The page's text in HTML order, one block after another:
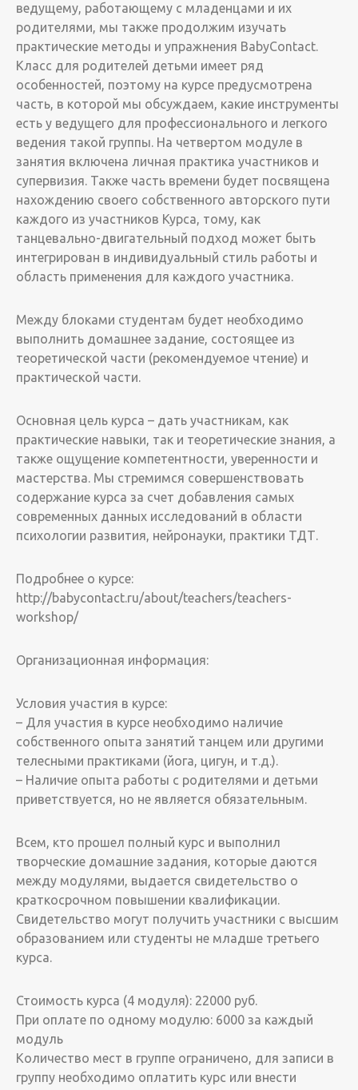
ведущему, работающему с младенцами и их
родителями, мы также продолжим изучать
практические методы и упражнения BabyContact.
Класс для родителей детьми имеет ряд
особенностей, поэтому на курсе предусмотрена
часть, в которой мы обсуждаем, какие инструменты
есть у ведущего для профессионального и легкого
ведения такой группы. На четвертом модуле в
занятия включена личная практика участников и
супервизия. Также часть времени будет посвящена
нахождению своего собственного авторского пути
каждого из участников Курса, тому, как
танцевально-двигательный подход может быть
интегрирован в индивидуальный стиль работы и
область применения для каждого участника.
Между блоками студентам будет необходимо
выполнить домашнее задание, состоящее из
теоретической части (рекомендуемое чтение) и
практической части.
Основная цель курса – дать участникам, как
практические навыки, так и теоретические знания, а
также ощущение компетентности, уверенности и
мастерства. Мы стремимся совершенствовать
содержание курса за счет добавления самых
современных данных исследований в области
психологии развития, нейронауки, практики ТДТ.
Подробнее о курсе:
http://babycontact.ru/about/teachers/teachers-
workshop/
Организационная информация:
Условия участия в курсе:
– Для участия в курсе необходимо наличие
собственного опыта занятий танцем или другими
телесными практиками (йога, цигун, и т.д.).
– Наличие опыта работы с родителями и детьми
приветствуется, но не является обязательным.
Всем, кто прошел полный курс и выполнил
творческие домашние задания, которые даются
между модулями, выдается свидетельство о
краткосрочном повышении квалификации.
Свидетельство могут получить участники с высшим
образованием или студенты не младше третьего
курса.
Стоимость курса (4 модуля): 22000 руб.
При оплате по одному модулю: 6000 за каждый
модуль
Количество мест в группе ограничено, для записи в
группу необходимо оплатить курс или внести